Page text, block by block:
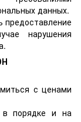
данных.
предоставление
нарушения
с ценами
порядке и на